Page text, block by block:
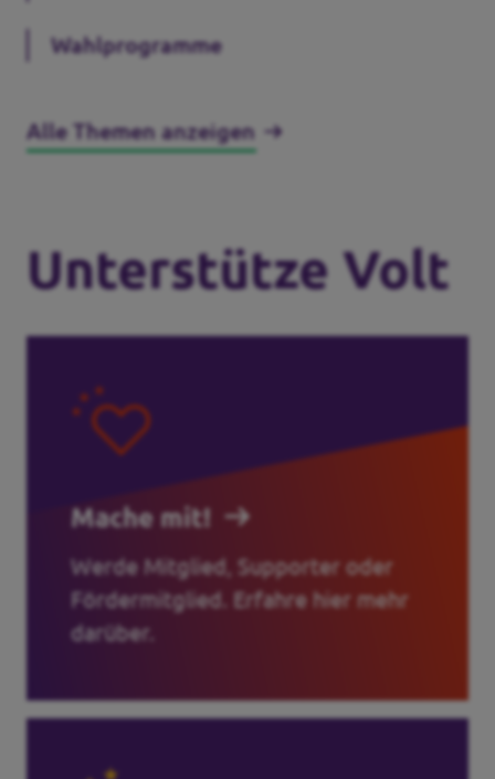
Wahlprogramme
Alle Themen anzeigen
Unterstütze Volt
Mache mit!
Werde Mitglied, Supporter oder
Fördermitglied. Erfahre hier mehr
darüber.